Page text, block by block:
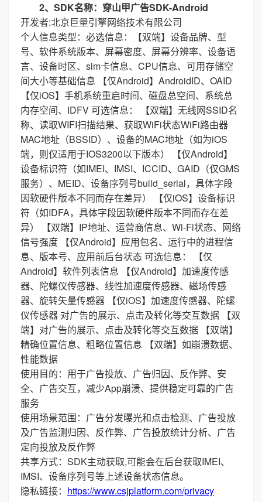
2、SDK名称：穿山甲广告SDK-Android
开发者:北京巨量引擎网络技术有限公司
个人信息类型：必选信息：【双端】设备品牌、型
号、软件系统版本、屏幕密度、屏幕分辨率、设备语
言、设备时区、sim卡信息、CPU信息、可用存储空
间大小等基础信息 【仅Android】AndroidID、OAID
【仅iOS】手机系统重启时间、磁盘总空间、系统总
内存空间、IDFV 可选信息： 【双端】无线网SSID名
称、读取WIFI扫描结果、获取WiFi状态WiFi路由器
MAC地址（BSSID）、设备的MAC地址（如为iOS
端，则仅适用于IOS3200以下版本） 【仅Android】
设备标识符（如IMEI、IMSI、ICCID、GAID（仅GMS
服务）、MEID、设备序列号build_serial，具体字段
因软硬件版本不同而存在差异） 【仅iOS】设备标识
符（如IDFA，具体字段因软硬件版本不同而存在差
异） 【双端】IP地址、运营商信息、Wi-Fi状态、网络
信号强度 【仅Android】应用包名、运行中的进程信
息、版本号、应用前后台状态 可选信息： 【仅
Android】软件列表信息 【仅Android】加速度传感
器、陀螺仪传感器、线性加速度传感器、磁场传感
器、旋转矢量传感器 【仅iOS】加速度传感器、陀螺
仪传感器 对广告的展示、点击及转化等交互数据 【双
端】对广告的展示、点击及转化等交互数据 【双端】
精确位置信息、粗略位置信息 【双端】如崩溃数据、
性能数据
使用目的：用于广告投放、广告归因、反作弊、安
全、广告交互，减少App崩溃、提供稳定可靠的广告
服务
使用场景范围：广告分发曝光和点击检测、广告投放
及广告监测归因、反作弊、广告投放统计分析、广告
定向投放及反作弊
共享方式：SDK主动获取,可能会在后台获取IMEI、
IMSI、设备序列号等上述设备状态信息。
隐私链接： https://www.csjplatform.com/privacy